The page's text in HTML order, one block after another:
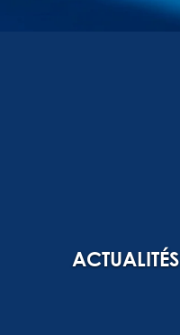
ACTUALITÉS